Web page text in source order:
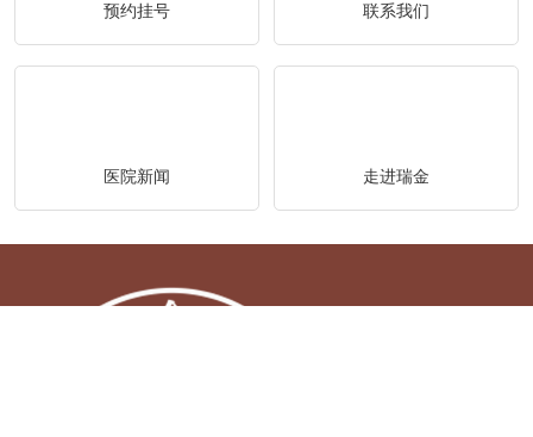
预约挂号 联系我们
医院新闻 走进瑞金